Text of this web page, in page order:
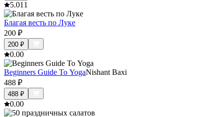
5.011
Благая весть по Луке
200 ₽
200 ₽
0.00
Beginners Guide To YogaNishant Baxi
488 ₽
488 ₽
0.00